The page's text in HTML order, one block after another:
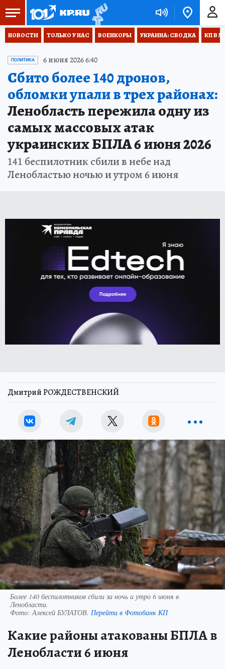
НОВОСТИ ТОЛЬКО У НАС ВОЕНКОРЫ УКРАИНА: СВОДКА КП В
ПОЛИТИКА 6 июня 2026 6:40
Сбито более 140 дронов,
обломки упали в трех районах:
Ленобласть пережила одну из
самых массовых атак
украинских БПЛА 6 июня 2026
141 беспилотник сбили в небе над
Ленобластью ночью и утром 6 июня
Дмитрий РОЖДЕСТВЕНСКИЙ
Более 140 беспилотников сбили за ночь и утро 6 июня в
Ленобласти.
Фото: Алексей БУЛАТОВ. Перейти в Фотобанк КП
Какие районы атакованы БПЛА в
Ленобласти 6 июня